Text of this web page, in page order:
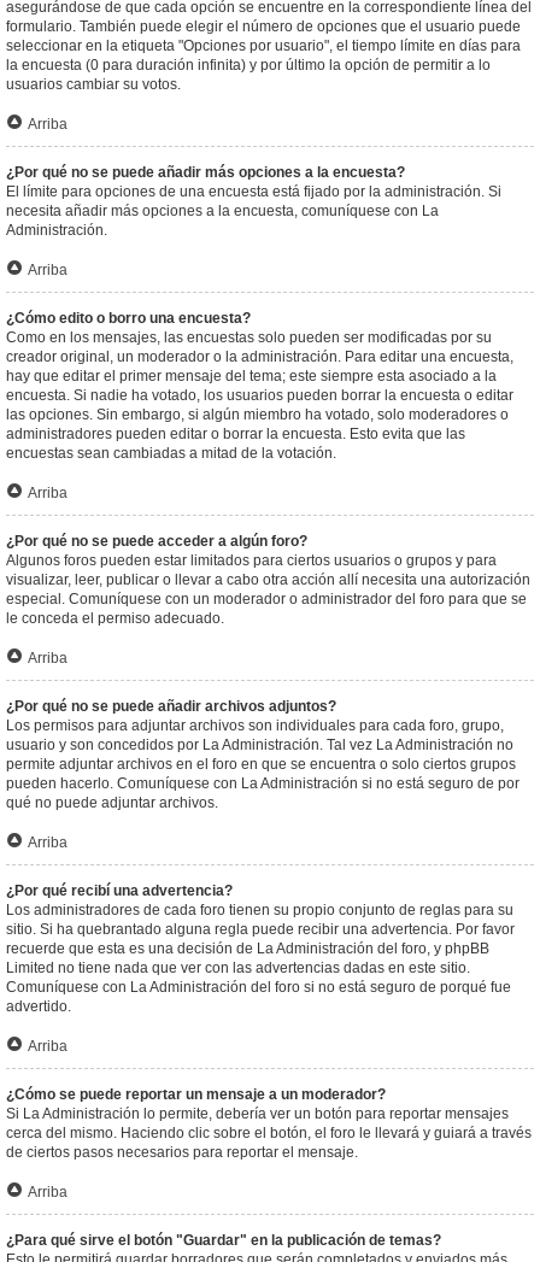
asegurándose de que cada opción se encuentre en la correspondiente línea del
formulario. También puede elegir el número de opciones que el usuario puede
seleccionar en la etiqueta "Opciones por usuario", el tiempo límite en días para
la encuesta (0 para duración infinita) y por último la opción de permitir a lo
usuarios cambiar su votos.
Arriba
¿Por qué no se puede añadir más opciones a la encuesta?
El límite para opciones de una encuesta está fijado por la administración. Si
necesita añadir más opciones a la encuesta, comuníquese con La
Administración.
Arriba
¿Cómo edito o borro una encuesta?
Como en los mensajes, las encuestas solo pueden ser modificadas por su
creador original, un moderador o la administración. Para editar una encuesta,
hay que editar el primer mensaje del tema; este siempre esta asociado a la
encuesta. Si nadie ha votado, los usuarios pueden borrar la encuesta o editar
las opciones. Sin embargo, si algún miembro ha votado, solo moderadores o
administradores pueden editar o borrar la encuesta. Esto evita que las
encuestas sean cambiadas a mitad de la votación.
Arriba
¿Por qué no se puede acceder a algún foro?
Algunos foros pueden estar limitados para ciertos usuarios o grupos y para
visualizar, leer, publicar o llevar a cabo otra acción allí necesita una autorización
especial. Comuníquese con un moderador o administrador del foro para que se
le conceda el permiso adecuado.
Arriba
¿Por qué no se puede añadir archivos adjuntos?
Los permisos para adjuntar archivos son individuales para cada foro, grupo,
usuario y son concedidos por La Administración. Tal vez La Administración no
permite adjuntar archivos en el foro en que se encuentra o solo ciertos grupos
pueden hacerlo. Comuníquese con La Administración si no está seguro de por
qué no puede adjuntar archivos.
Arriba
¿Por qué recibí una advertencia?
Los administradores de cada foro tienen su propio conjunto de reglas para su
sitio. Si ha quebrantado alguna regla puede recibir una advertencia. Por favor
recuerde que esta es una decisión de La Administración del foro, y phpBB
Limited no tiene nada que ver con las advertencias dadas en este sitio.
Comuníquese con La Administración del foro si no está seguro de porqué fue
advertido.
Arriba
¿Cómo se puede reportar un mensaje a un moderador?
Si La Administración lo permite, debería ver un botón para reportar mensajes
cerca del mismo. Haciendo clic sobre el botón, el foro le llevará y guiará a través
de ciertos pasos necesarios para reportar el mensaje.
Arriba
¿Para qué sirve el botón "Guardar" en la publicación de temas?